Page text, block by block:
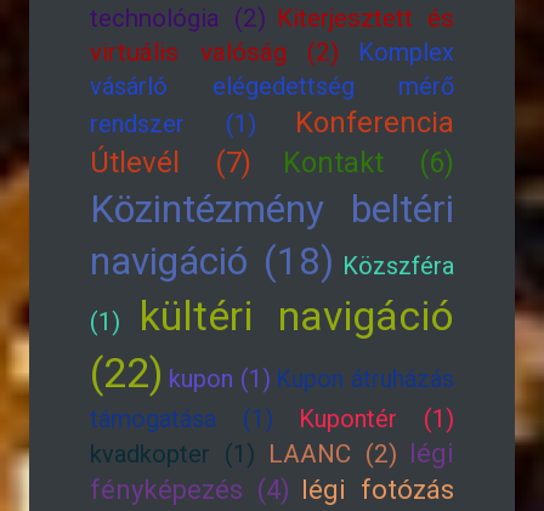
technológia (2) Kiterjesztett és
virtuális valóság (2)
Komplex
vásárló elégedettség mérő
rendszer (1)
Konferencia
Útlevél (7)
Kontakt (6)
Közintézmény beltéri
navigáció (18) Közszféra
(1)
kültéri navigáció
(22) kupon (1) Kupon átruházás
támogatása (1)
Kupontér (1)
kvadkopter (1) LAANC (2) légi
fényképezés (4) légi fotózás